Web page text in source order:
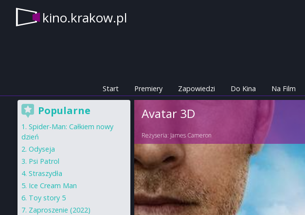
kino.krakow.pl
Start Premiery Zapowiedzi Do Kina Na Film
Avatar 3D
Reżyseria: James Cameron
Popularne
Spider-Man: Całkiem nowy
dzień
Odyseja
Psi Patrol
Straszydła
Ice Cream Man
Toy story 5
Zaproszenie (2022)